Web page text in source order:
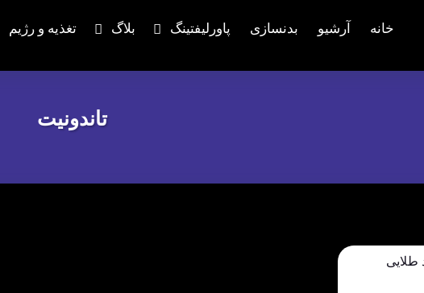
خانه آرشیو بدنسازی پاورلیفتینگ بلاگ تغذیه و رژیم
تاندونیت